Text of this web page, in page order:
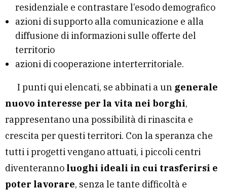
residenziale e contrastare l’esodo demografico
azioni di supporto alla comunicazione e alla
diffusione di informazioni sulle offerte del
territorio
azioni di cooperazione interterritoriale.
I punti qui elencati, se abbinati a un generale
nuovo interesse per la vita nei borghi,
rappresentano una possibilità di rinascita e
crescita per questi territori. Con la speranza che
tutti i progetti vengano attuati, i piccoli centri
diventeranno luoghi ideali in cui trasferirsi e
poter lavorare, senza le tante difficoltà e